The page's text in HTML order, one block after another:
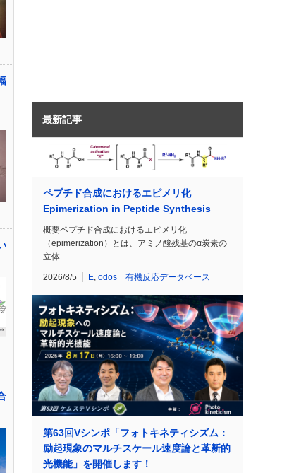
最新記事
ペプチド合成におけるエピメリ化
Epimerization in Peptide Synthesis
概要ペプチド合成におけるエピメリ化
（epimerization）とは、アミノ酸残基のα炭素の
立体…
2026/8/5 E, odos 有機反応データベース
第63回Vシンポ「フォトキネティシズム：
励起現象のマルチスケール速度論と革新的
光機能」を開催します！